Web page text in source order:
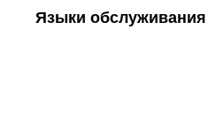
Языки обслуживания